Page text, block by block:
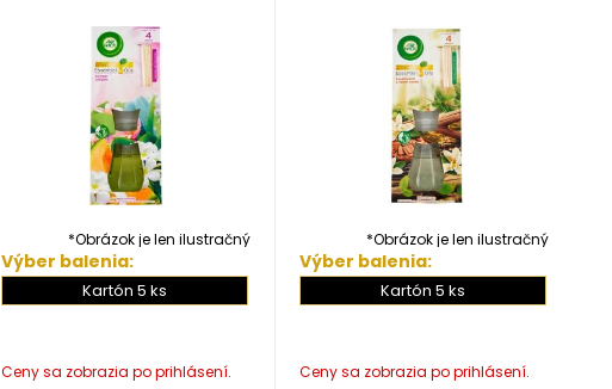
*Obrázok je len ilustračný
Výber balenia:
Kartón 5 ks
*Obrázok je len ilustračný
Výber balenia:
Kartón 5 ks